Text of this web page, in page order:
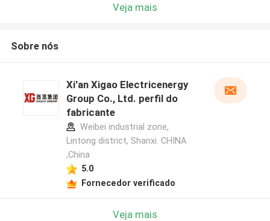
Veja mais
Sobre nós
Xi'an Xigao Electricenergy
Group Co., Ltd. perfil do
fabricante
Weibei industrial zone,
Lintong district, Shanxi. CHINA
,China
5.0
Fornecedor verificado
Veja mais